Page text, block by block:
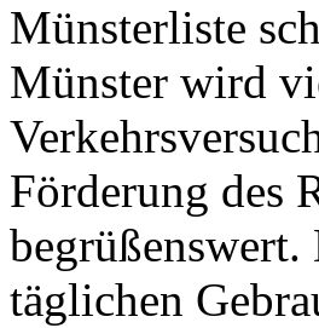
Münsterliste
Münster wird
Förderung des
täglichen